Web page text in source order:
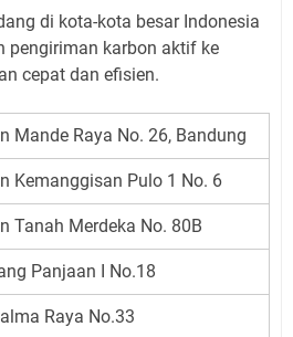
di kota-kota besar Indonesia
pengiriman karbon aktif ke
cepat dan efisien.
Mande Raya No. 26, Bandung
Kemanggisan Pulo 1 No. 6
Tanah Merdeka No. 80B
Panjaan I No.18
Raya No.33